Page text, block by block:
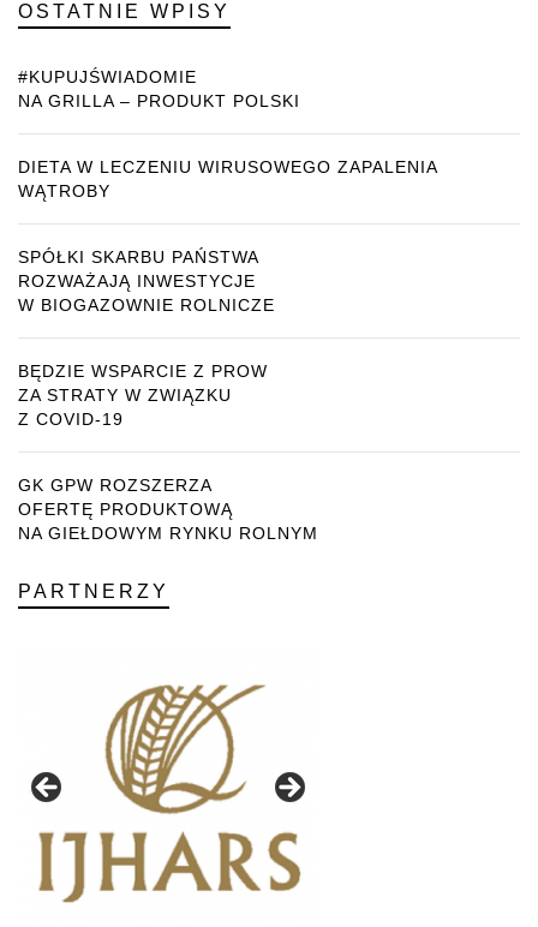
OSTATNIE WPISY
#KUPUJŚWIADOMIE
NA GRILLA – PRODUKT POLSKI
DIETA W LECZENIU WIRUSOWEGO ZAPALENIA
WĄTROBY
SPÓŁKI SKARBU PAŃSTWA
ROZWAŻAJĄ INWESTYCJE
W BIOGAZOWNIE ROLNICZE
BĘDZIE WSPARCIE Z PROW
ZA STRATY W ZWIĄZKU
Z COVID-19
GK GPW ROZSZERZA
OFERTĘ PRODUKTOWĄ
NA GIEŁDOWYM RYNKU ROLNYM
PARTNERZY